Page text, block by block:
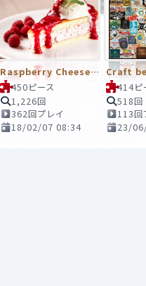
Raspberry Cheesecake
450ピース
1,226回
362回プレイ
18/02/07 08:34
Craft
414ピ
518回
113回
23/